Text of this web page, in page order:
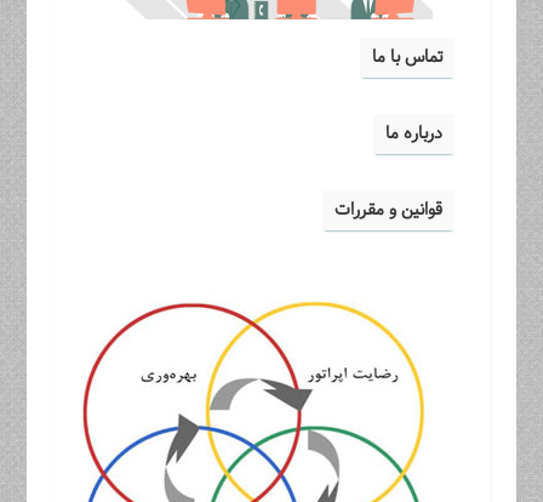
تماس با ما
درباره ما
قوانین و مقررات